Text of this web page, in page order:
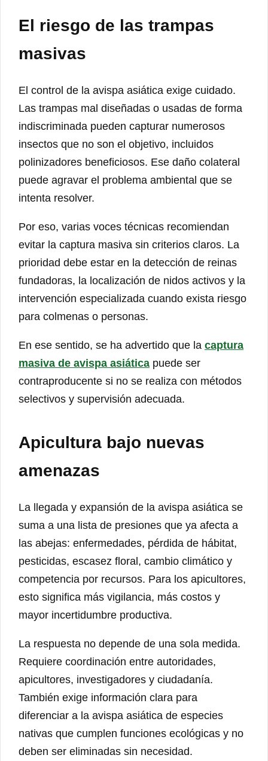
El riesgo de las trampas
masivas
El control de la avispa asiática exige cuidado.
Las trampas mal diseñadas o usadas de forma
indiscriminada pueden capturar numerosos
insectos que no son el objetivo, incluidos
polinizadores beneficiosos. Ese daño colateral
puede agravar el problema ambiental que se
intenta resolver.
Por eso, varias voces técnicas recomiendan
evitar la captura masiva sin criterios claros. La
prioridad debe estar en la detección de reinas
fundadoras, la localización de nidos activos y la
intervención especializada cuando exista riesgo
para colmenas o personas.
En ese sentido, se ha advertido que la captura
masiva de avispa asiática puede ser
contraproducente si no se realiza con métodos
selectivos y supervisión adecuada.
Apicultura bajo nuevas
amenazas
La llegada y expansión de la avispa asiática se
suma a una lista de presiones que ya afecta a
las abejas: enfermedades, pérdida de hábitat,
pesticidas, escasez floral, cambio climático y
competencia por recursos. Para los apicultores,
esto significa más vigilancia, más costos y
mayor incertidumbre productiva.
La respuesta no depende de una sola medida.
Requiere coordinación entre autoridades,
apicultores, investigadores y ciudadanía.
También exige información clara para
diferenciar a la avispa asiática de especies
nativas que cumplen funciones ecológicas y no
deben ser eliminadas sin necesidad.